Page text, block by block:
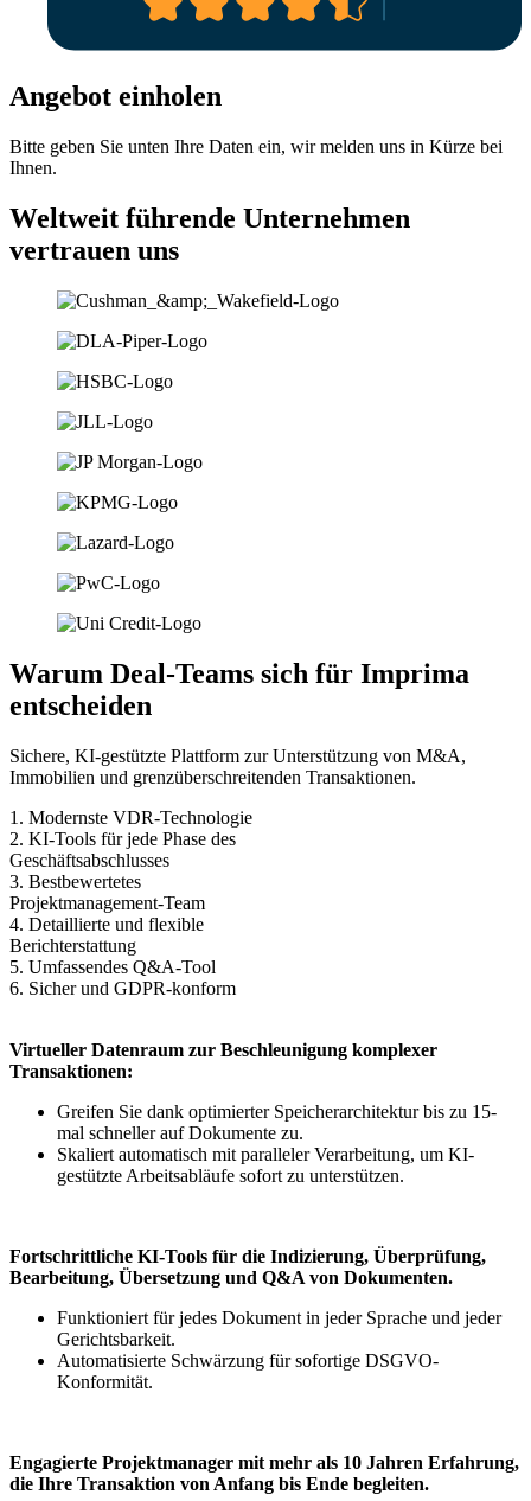
Angebot einholen
Bitte geben Sie unten Ihre Daten ein, wir melden uns in Kürze bei
Ihnen.
Weltweit führende Unternehmen
vertrauen uns
Warum Deal-Teams sich für Imprima
entscheiden
Sichere, KI-gestützte Plattform zur Unterstützung von M&A,
Immobilien und grenzüberschreitenden Transaktionen.
1. Modernste VDR-Technologie
2. KI-Tools für jede Phase des
Geschäftsabschlusses
3. Bestbewertetes
Projektmanagement-Team
4. Detaillierte und flexible
Berichterstattung
5. Umfassendes Q&A-Tool
6. Sicher und GDPR-konform
Virtueller Datenraum zur Beschleunigung komplexer
Transaktionen:
Greifen Sie dank optimierter Speicherarchitektur bis zu 15-
mal schneller auf Dokumente zu.
Skaliert automatisch mit paralleler Verarbeitung, um KI-
gestützte Arbeitsabläufe sofort zu unterstützen.
Fortschrittliche KI-Tools für die Indizierung, Überprüfung,
Bearbeitung, Übersetzung und Q&A von Dokumenten.
Funktioniert für jedes Dokument in jeder Sprache und jeder
Gerichtsbarkeit.
Automatisierte Schwärzung für sofortige DSGVO-
Konformität.
Engagierte Projektmanager mit mehr als 10 Jahren Erfahrung,
die Ihre Transaktion von Anfang bis Ende begleiten.